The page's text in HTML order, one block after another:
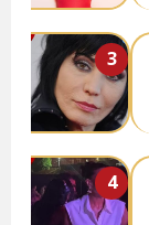
3
4